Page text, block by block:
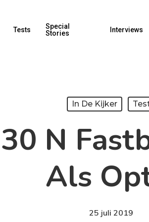
Tests
Special
Stories
Interviews
In De Kijker
N
Als
25 juli 2019